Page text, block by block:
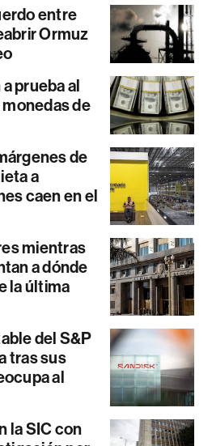
entre
Ormuz
prueba al
de
de
a
caen en el
mientras
a dónde
la última
del S&P
tras sus
al
la SIC con